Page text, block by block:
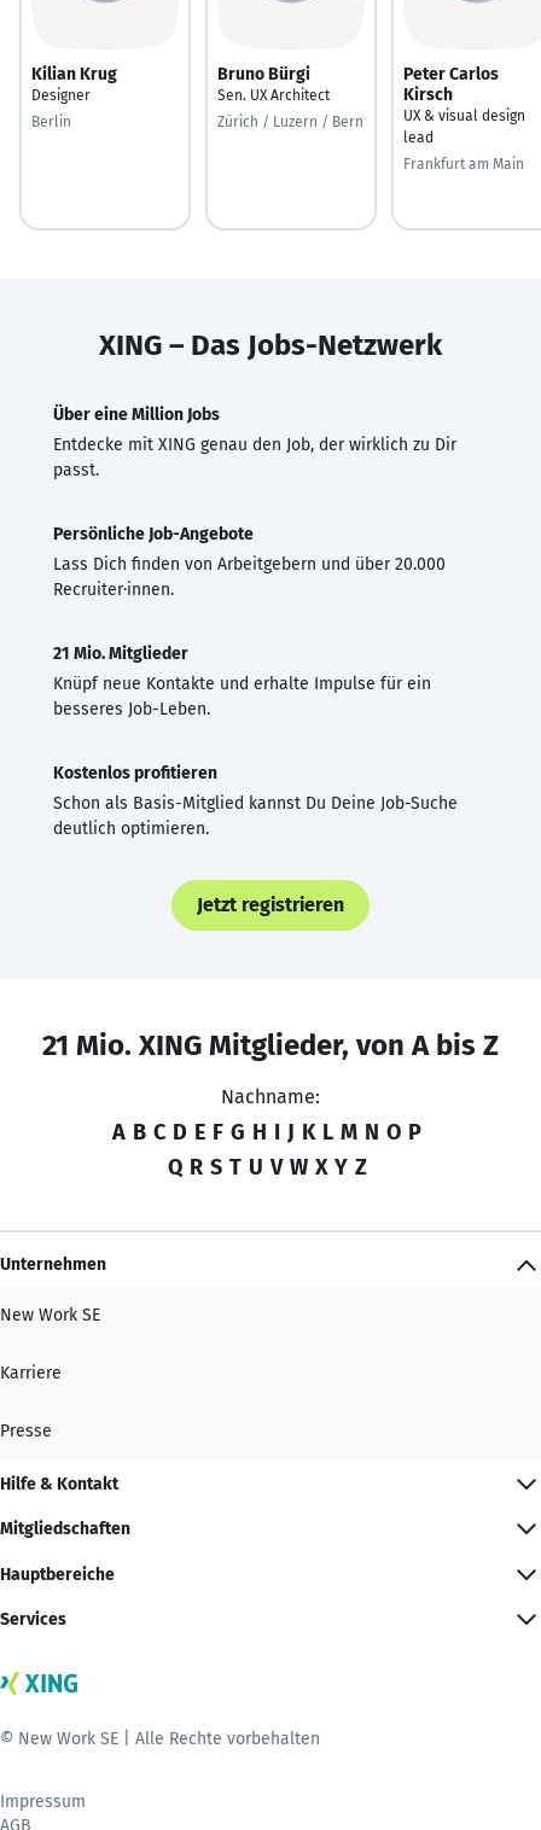
Kilian Krug
Designer
Berlin
Bruno Bürgi
Sen. UX Architect
Zürich / Luzern / Bern
Peter Carlos
Kirsch
UX & visual design
lead
Frankfurt am Main
XING – Das Jobs-Netzwerk
Über eine Million Jobs
Entdecke mit XING genau den Job, der wirklich zu Dir
passt.
Persönliche Job-Angebote
Lass Dich finden von Arbeitgebern und über 20.000
Recruiter·innen.
21 Mio. Mitglieder
Knüpf neue Kontakte und erhalte Impulse für ein
besseres Job-Leben.
Kostenlos profitieren
Schon als Basis-Mitglied kannst Du Deine Job-Suche
deutlich optimieren.
Jetzt registrieren
21 Mio. XING Mitglieder, von A bis Z
Nachname:
A B C D E F G H I J K L M N O P
Q R S T U V W X Y Z
Unternehmen
New Work SE
Karriere
Presse
Hilfe & Kontakt
Mitgliedschaften
Hauptbereiche
Services
© New Work SE | Alle Rechte vorbehalten
Impressum
AGB